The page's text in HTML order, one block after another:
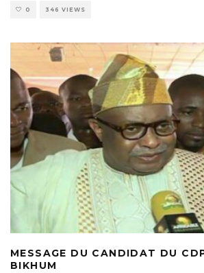
0 346 VIEWS
MESSAGE DU CANDIDAT DU
BIKHUM